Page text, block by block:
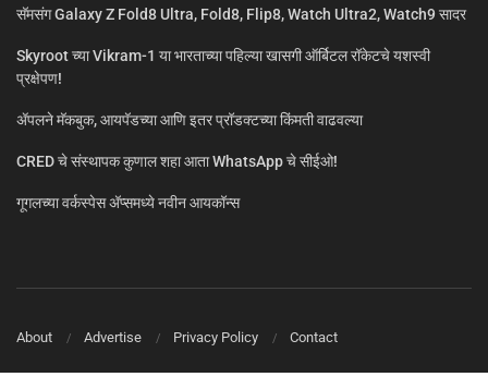
सॅमसंग Galaxy Z Fold8 Ultra, Fold8, Flip8, Watch Ultra2, Watch9 सादर
Skyroot च्या Vikram-1 या भारताच्या पहिल्या खासगी ऑर्बिटल रॉकेटचे यशस्वी
प्रक्षेपण!
ॲपलने मॅकबुक, आयपॅडच्या आणि इतर प्रॉडक्टच्या किंमती वाढवल्या
CRED चे संस्थापक कुणाल शहा आता WhatsApp चे सीईओ!
गूगलच्या वर्कस्पेस अ‍ॅप्समध्ये नवीन आयकॉन्स
About Advertise Privacy Policy Contact